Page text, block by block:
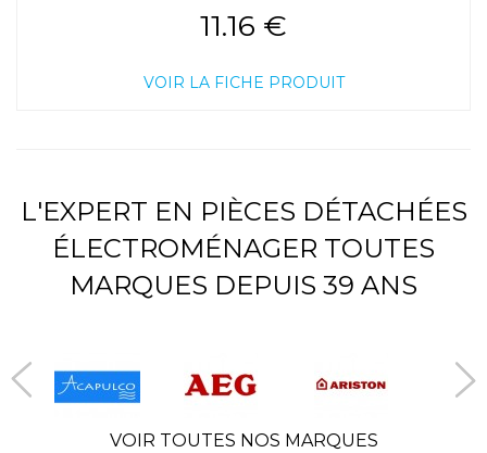
11.16 €
VOIR LA FICHE PRODUIT
L'EXPERT EN PIÈCES DÉTACHÉES
ÉLECTROMÉNAGER TOUTES
MARQUES DEPUIS 39 ANS
VOIR TOUTES NOS MARQUES